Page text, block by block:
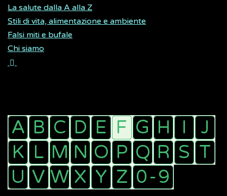
La salute dalla A alla Z
Stili di vita, alimentazione e ambiente
Falsi miti e bufale
Chi siamo